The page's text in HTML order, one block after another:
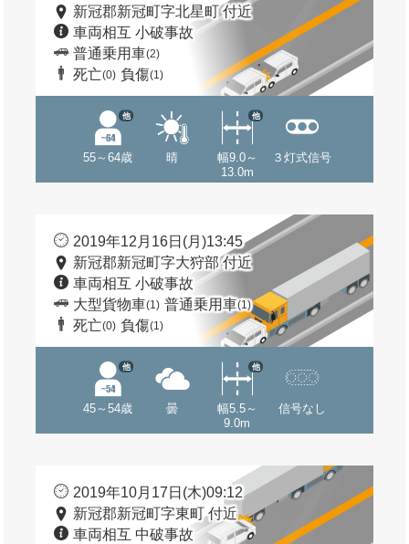
新冠郡新冠町字北星町 付近
車両相互 小破事故
普通乗用車(2)
死亡(0) 負傷(1)
55～64歳
他
晴
幅9.0～
13.0m
他
３灯式信号
2019年12月16日(月)13:45
新冠郡新冠町字大狩部 付近
車両相互 小破事故
大型貨物車(1) 普通乗用車(1)
死亡(0) 負傷(1)
45～54歳
他
曇
幅5.5～
9.0m
他
信号なし
2019年10月17日(木)09:12
新冠郡新冠町字東町 付近
車両相互 中破事故